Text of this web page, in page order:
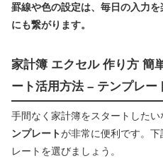
罫線や色の設定は、毎日の入力
にも繋がります。
家計簿 エクセル 作り方 簡
ート活用方法 – テンプレ
手間なく家計簿をスタートしたい
ンプレートが非常に便利です。
レートを選びましょう。